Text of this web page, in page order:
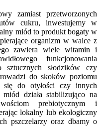
zamiast przetworzonych
cukru, inwestujemy w
miód to produkt bogaty w
organizm w walce z
zawiera wiele witamin i
funkcjonowania
słodzików czy
do skoków poziomu
do otyłości czy innych
działa stabilizująco na
prebiotycznym i
lokalny lub ekologiczny
pszczelarzy oraz dbamy o